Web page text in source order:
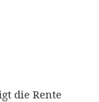
die Rente